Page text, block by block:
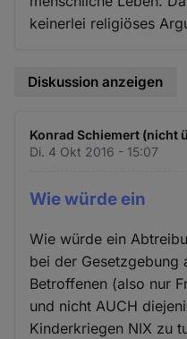
keinerlei religiöses
Diskussion anzeigen
Konrad Schiemert (nicht
Di. 4 Okt 2016 - 15:07
Wie würde ein
Wie würde ein
bei der Gesetzgebung
Betroffenen (also nur
und nicht AUCH
Kinderkriegen NIX zu